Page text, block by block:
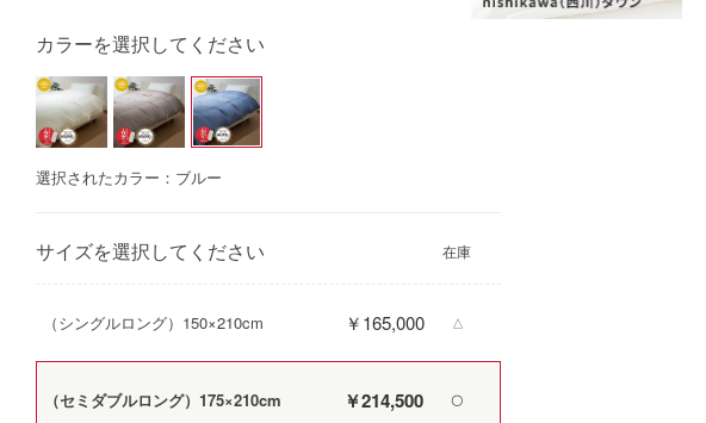
カラーを選択してください
選択されたカラー：ブルー
サイズを選択してください
（シングルロング）150×210cm ￥165,000 △
（セミダブルロング）175×210cm ￥214,500 〇